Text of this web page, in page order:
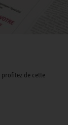
de cette